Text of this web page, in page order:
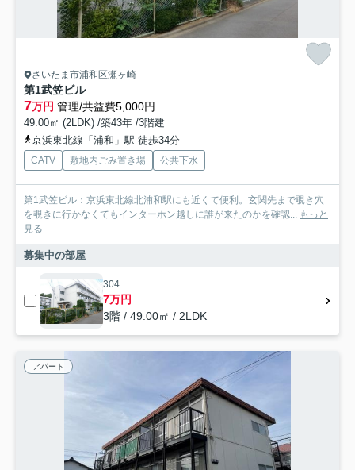
さいたま市浦和区瀬ヶ崎
第1武笠ビル
7万円 管理/共益費5,000円
49.00㎡ (2LDK) /築43年 /3階建
京浜東北線「浦和」駅 徒歩34分
CATV 敷地内ごみ置き場 公共下水
第1武笠ビル：京浜東北線北浦和駅にも近くて便利。玄関先まで覗き穴
を覗きに行かなくてもインターホン越しに誰が来たのかを確認... もっと
見る
募集中の部屋
304
7万円
3階 / 49.00㎡ / 2LDK
アパート